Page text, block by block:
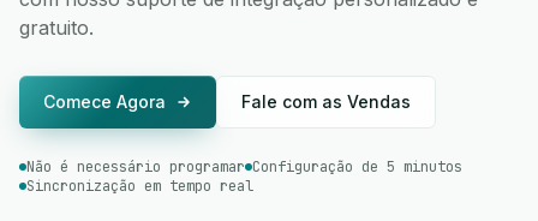
gratuito.
Comece Agora Fale com as Vendas
Não é necessário programar Configuração de 5 minutos
Sincronização em tempo real